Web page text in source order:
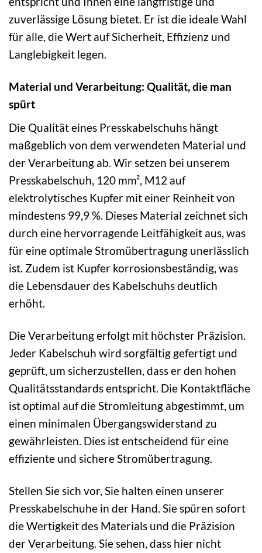
zuverlässige Lösung bietet. Er ist die ideale Wahl
für alle, die Wert auf Sicherheit, Effizienz und
Langlebigkeit legen.
Material und Verarbeitung: Qualität, die man
spürt
Die Qualität eines Presskabelschuhs hängt
maßgeblich von dem verwendeten Material und
der Verarbeitung ab. Wir setzen bei unserem
Presskabelschuh, 120 mm², M12 auf
elektrolytisches Kupfer mit einer Reinheit von
mindestens 99,9 %. Dieses Material zeichnet sich
durch eine hervorragende Leitfähigkeit aus, was
für eine optimale Stromübertragung unerlässlich
ist. Zudem ist Kupfer korrosionsbeständig, was
die Lebensdauer des Kabelschuhs deutlich
erhöht.
Die Verarbeitung erfolgt mit höchster Präzision.
Jeder Kabelschuh wird sorgfältig gefertigt und
geprüft, um sicherzustellen, dass er den hohen
Qualitätsstandards entspricht. Die Kontaktfläche
ist optimal auf die Stromleitung abgestimmt, um
einen minimalen Übergangswiderstand zu
gewährleisten. Dies ist entscheidend für eine
effiziente und sichere Stromübertragung.
Stellen Sie sich vor, Sie halten einen unserer
Presskabelschuhe in der Hand. Sie spüren sofort
die Wertigkeit des Materials und die Präzision
der Verarbeitung. Sie sehen, dass hier nicht